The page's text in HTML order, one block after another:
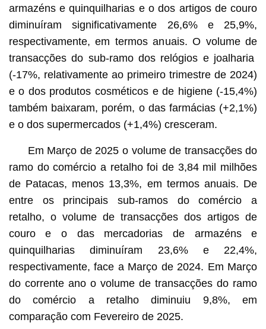
armazéns e quinquilharias e o dos artigos de couro
diminuíram significativamente 26,6% e 25,9%,
respectivamente, em termos anuais. O volume de
transacções do sub-ramo dos relógios e joalharia
(-17%, relativamente ao primeiro trimestre de 2024)
e o dos produtos cosméticos e de higiene (-15,4%)
também baixaram, porém, o das farmácias (+2,1%)
e o dos supermercados (+1,4%) cresceram.
Em Março de 2025 o volume de transacções do
ramo do comércio a retalho foi de 3,84 mil milhões
de Patacas, menos 13,3%, em termos anuais. De
entre os principais sub-ramos do comércio a
retalho, o volume de transacções dos artigos de
couro e o das mercadorias de armazéns e
quinquilharias diminuíram 23,6% e 22,4%,
respectivamente, face a Março de 2024. Em Março
do corrente ano o volume de transacções do ramo
do comércio a retalho diminuiu 9,8%, em
comparação com Fevereiro de 2025.